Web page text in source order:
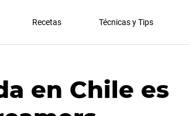
Recetas Técnicas y Tips
en Chile es